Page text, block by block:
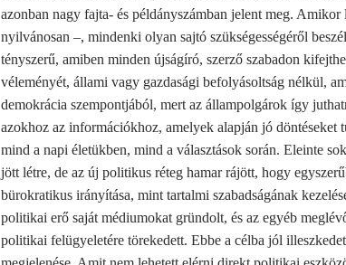
azonban nagy fajta- és példányszámban jelent meg. Amikor
nyilvánosan –, mindenki olyan sajtó szükségességéről
tényszerű, amiben minden újságíró, szerző szabadon
véleményét, állami vagy gazdasági befolyásoltság nélkül,
demokrácia szempontjából, mert az állampolgárok így
azokhoz az információkhoz, amelyek alapján jó döntéseket
mind a napi életükben, mind a választások során. Eleinte
jött létre, de az új politikus réteg hamar rájött, hogy
bürokratikus irányítása, mint tartalmi szabadságának
politikai erő saját médiumokat gründolt, és az egyéb
politikai felügyeletére törekedett. Ebbe a célba jól